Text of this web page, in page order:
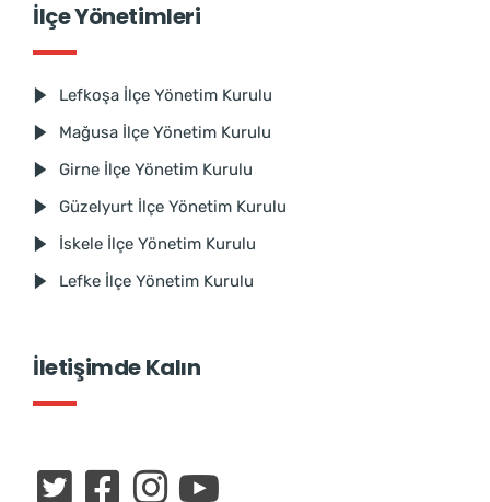
İlçe Yönetimleri
Lefkoşa İlçe Yönetim Kurulu
Mağusa İlçe Yönetim Kurulu
Girne İlçe Yönetim Kurulu
Güzelyurt İlçe Yönetim Kurulu
İskele İlçe Yönetim Kurulu
Lefke İlçe Yönetim Kurulu
İletişimde Kalın